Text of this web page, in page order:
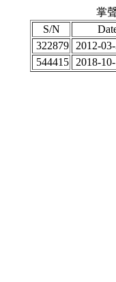
掌
S/N
322879
2012-
544415
2018-